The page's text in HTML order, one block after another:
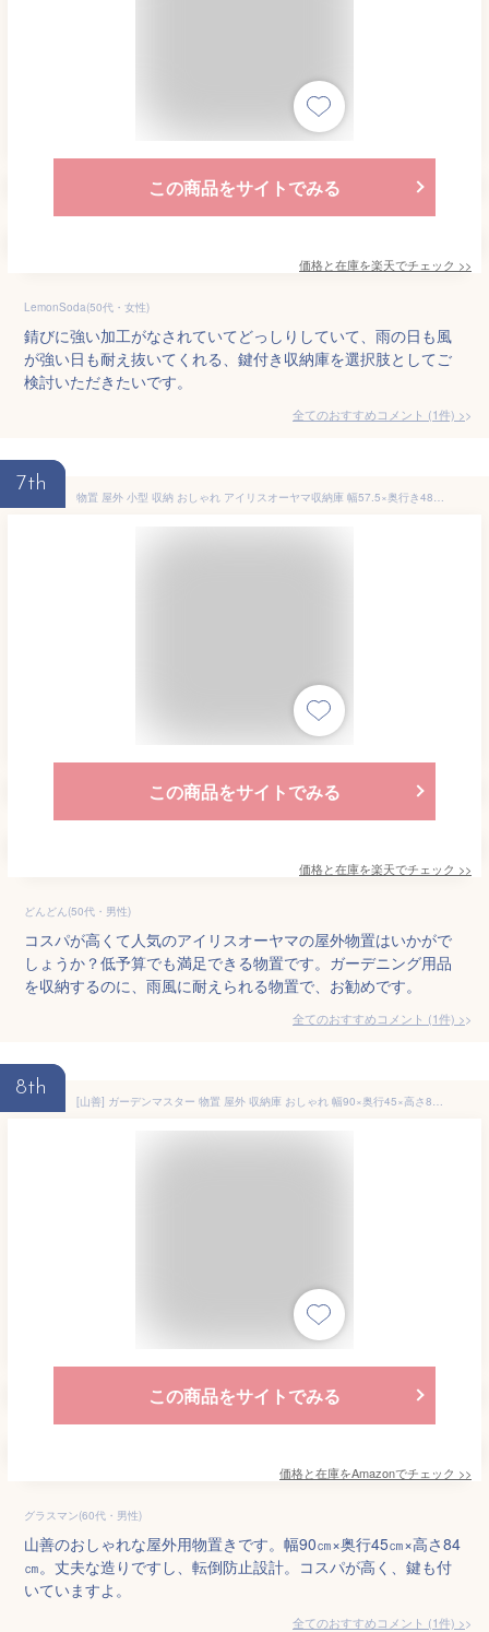
この商品をサイトでみる
価格と在庫を楽天でチェック >>
LemonSoda(50代・女性)
錆びに強い加工がなされていてどっしりしていて、雨の日も風
が強い日も耐え抜いてくれる、鍵付き収納庫を選択肢としてご
検討いただきたいです。
全てのおすすめコメント (1件) >
7th
物置 屋外 小型 収納 おしゃれ アイリスオーヤマ収納庫 幅57.5×奥行き48.5×高さ90.5cm 倉庫 スリム 屋外物置 収納庫 倉庫 屋外収納庫 屋外倉庫 庭 収納 ベランダ物置 ロッカー 屋外ロッカー 大型物置 エクステリア WDL-910V[2509SE]
この商品をサイトでみる
価格と在庫を楽天でチェック >>
どんどん(50代・男性)
コスパが高くて人気のアイリスオーヤマの屋外物置はいかがで
しょうか？低予算でも満足できる物置です。ガーデニング用品
を収納するのに、雨風に耐えられる物置で、お勧めです。
全てのおすすめコメント (1件) >
8th
[山善] ガーデンマスター 物置 屋外 収納庫 おしゃれ 幅90×奥行45×高さ84cm 鍵付き/転倒防止設計/可動棚板付属 カーキ DSSB-098
この商品をサイトでみる
価格と在庫をAmazonでチェック >>
グラスマン(60代・男性)
山善のおしゃれな屋外用物置きです。幅90㎝×奥行45㎝×高さ84
㎝。丈夫な造りですし、転倒防止設計。コスパが高く、鍵も付
いていますよ。
全てのおすすめコメント (1件) >